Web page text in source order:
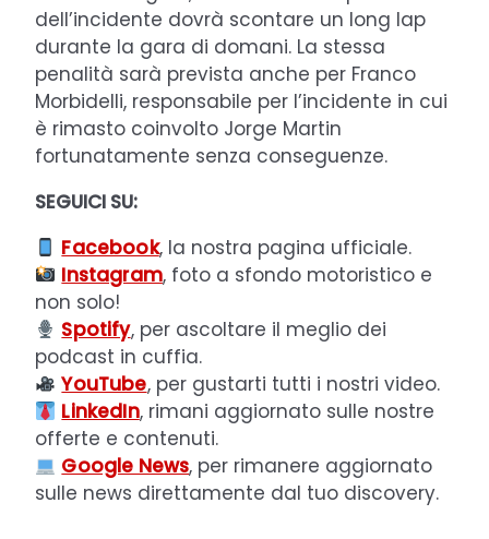
dell’incidente dovrà scontare un long lap
durante la gara di domani. La stessa
penalità sarà prevista anche per Franco
Morbidelli, responsabile per l’incidente in cui
è rimasto coinvolto Jorge Martin
fortunatamente senza conseguenze.
SEGUICI SU:
Facebook, la nostra pagina ufficiale.
Instagram, foto a sfondo motoristico e
non solo!
Spotify, per ascoltare il meglio dei
podcast in cuffia.
YouTube, per gustarti tutti i nostri video.
LinkedIn, rimani aggiornato sulle nostre
offerte e contenuti.
Google News, per rimanere aggiornato
sulle news direttamente dal tuo discovery.